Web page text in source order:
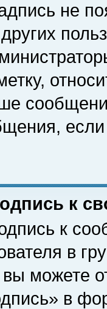
не
к
к
в
можете
в